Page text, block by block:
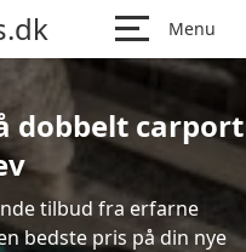
Menu
dobbelt carport
tilbud fra erfarne
bedste pris på din nye